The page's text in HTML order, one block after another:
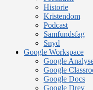
Historie
Kristendom
Podcast
Samfundsfag
Snyd
Google Workspace
Google
Google
Google Docs
Google Drev